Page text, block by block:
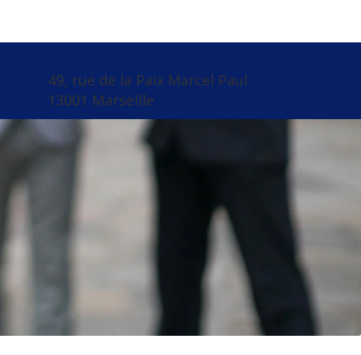
49, rue de la Paix Marcel Paul
13001 Marseille